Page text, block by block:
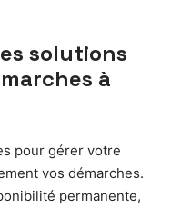
solutions
à
pour gérer votre
vos démarches.
permanente,